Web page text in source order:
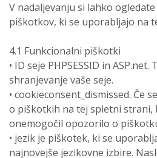
V nadaljevanju si lahko
piškotkov, ki se uporabljajo na
4.1 Funkcionalni piškotki
• ID seje PHPSESSID in
shranjevanje vaše seje.
• cookieconsent_dismissed. Če
o piškotkih na tej spletni strani,
onemogočil opozorilo o
• jezik je piškotek, ki se
najnovejše jezikovne izbire.